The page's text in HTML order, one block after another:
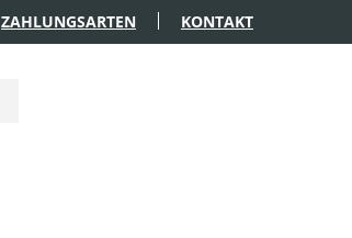
ZAHLUNGSARTEN KONTAKT